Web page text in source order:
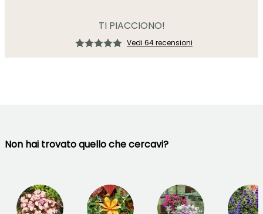
TI PIACCIONO!
Vedi 64 recensioni
Non hai trovato quello che cercavi?